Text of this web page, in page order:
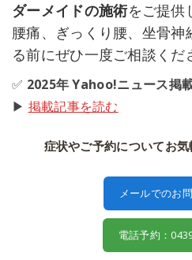
ダーメイドの施術をご提供
腰痛、ぎっくり腰、坐骨
る前にぜひ一度ご相談くだ
✅ 2025年 Yahoo!ニュース掲
▶ 掲載記事を読む
症状やご予約についてお気
メールでのお
電話予約：